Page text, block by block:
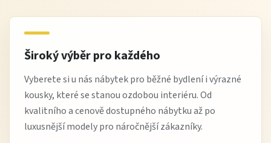
Široký výběr pro každého
Vyberete si u nás nábytek pro běžné bydlení i výrazné
kousky, které se stanou ozdobou interiéru. Od
kvalitního a cenově dostupného nábytku až po
luxusnější modely pro náročnější zákazníky.